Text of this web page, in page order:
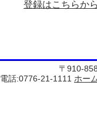
登録はこちらか
〒910-
電話:0776-21-1111 ホー